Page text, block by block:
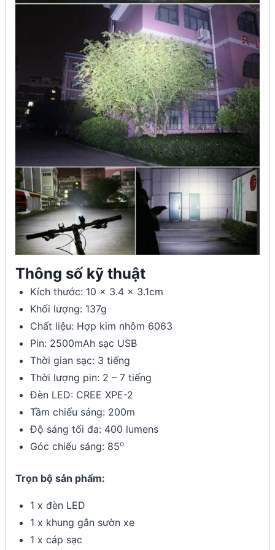
Thông số kỹ thuật
Kích thước: 10 x 3.4 x 3.1cm
Khối lượng: 137g
Chất liệu: Hợp kim nhôm 6063
Pin: 2500mAh sạc USB
Thời gian sạc: 3 tiếng
Thời lượng pin: 2 – 7 tiếng
Đèn LED: CREE XPE-2
Tầm chiếu sáng: 200m
Độ sáng tối đa: 400 lumens
Góc chiếu sáng: 85o
Trọn bộ sản phẩm:
1 x đèn LED
1 x khung gắn sườn xe
1 x cáp sạc